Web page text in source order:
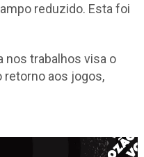
reduzido. Esta foi
nos trabalhos visa o
retorno aos jogos,